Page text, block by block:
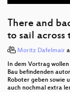
There and
to sail
Moritz Dafelmair
In dem Vortrag
Bau befindenden
Roboter geben sowie
auch nochmal extra